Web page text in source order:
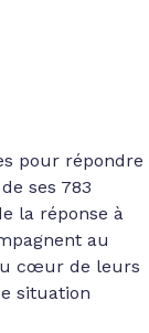
pour répondre
ses 783
la réponse à
au
cœur de leurs
situation